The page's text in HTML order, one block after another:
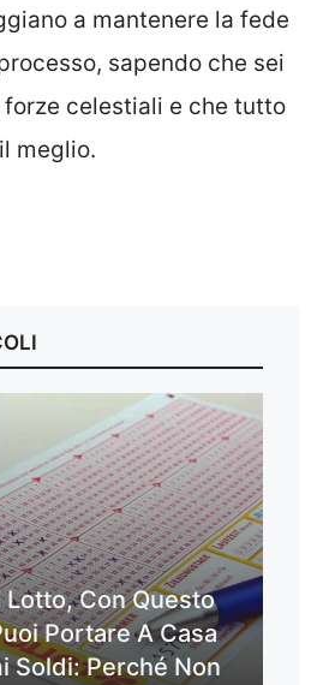
a mantenere la fede
sapendo che sei
celestiali e che tutto
meglio.
Con Questo
Portare A Casa
Soldi: Perché Non